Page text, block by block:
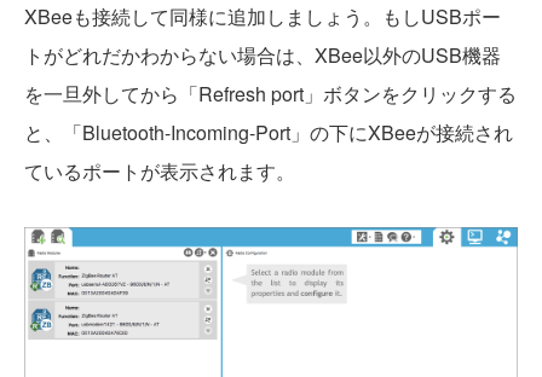
XBeeも接続して同様に追加しましょう。もしUSBポー
トがどれだかわからない場合は、XBee以外のUSB機器
を一旦外してから「Refresh port」ボタンをクリックする
と、「Bluetooth-Incoming-Port」の下にXBeeが接続され
ているポートが表示されます。